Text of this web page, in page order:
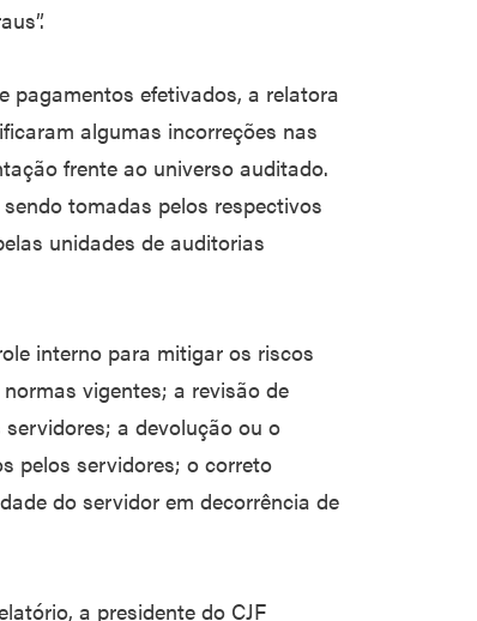
pagamentos efetivados, a relatora
algumas incorreções nas
frente ao universo auditado.
tomadas pelos respectivos
unidades de auditorias
interno para mitigar os riscos
vigentes; a revisão de
a devolução ou o
pelos servidores; o correto
do servidor em decorrência de
a presidente do CJF